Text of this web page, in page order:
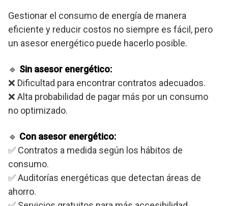
Gestionar el consumo de energía de manera
eficiente y reducir costos no siempre es fácil, pero
un asesor energético puede hacerlo posible.
🔹 Sin asesor energético:
❌ Dificultad para encontrar contratos adecuados.
❌ Alta probabilidad de pagar más por un consumo
no optimizado.
🔹 Con asesor energético:
✅ Contratos a medida según los hábitos de
consumo.
✅ Auditorías energéticas que detectan áreas de
ahorro.